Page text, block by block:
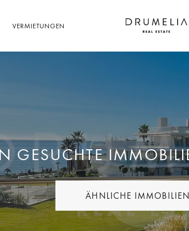
VERMIETUNGEN
GESUCHTE
ÄHNLICHE